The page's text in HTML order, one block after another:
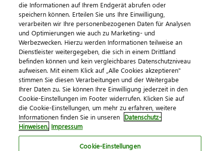
© 2026 DATEV eG
ImpressumDatenschutzAGB Kontakt
Cookie-Einstellungen
die Informationen auf Ihrem Endgerät abrufen oder
speichern können. Erteilen Sie uns Ihre Einwilligung,
verarbeiten wir Ihre personenbezogenen Daten für Analysen
und Optimierungen wie auch zu Marketing- und
Werbezwecken. Hierzu werden Informationen teilweise an
Dienstleister weitergegeben, die sich in einem Drittland
befinden können und kein vergleichbares Datenschutzniveau
aufweisen. Mit einem Klick auf „Alle Cookies akzeptieren"
stimmen Sie diesen Verarbeitungen und der Weitergabe
Ihrer Daten zu. Sie können Ihre Einwilligung jederzeit in den
Cookie-Einstellungen im Footer widerrufen. Klicken Sie auf
die Cookie-Einstellungen, um mehr zu erfahren, weitere
Informationen finden Sie in unseren Datenschutz-
Hinweisen. Impressum
Cookie-Einstellungen